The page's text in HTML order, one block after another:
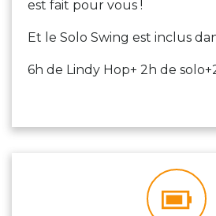
est fait pour vous !
Et le Solo Swing est inclus
6h de Lindy Hop+ 2h de